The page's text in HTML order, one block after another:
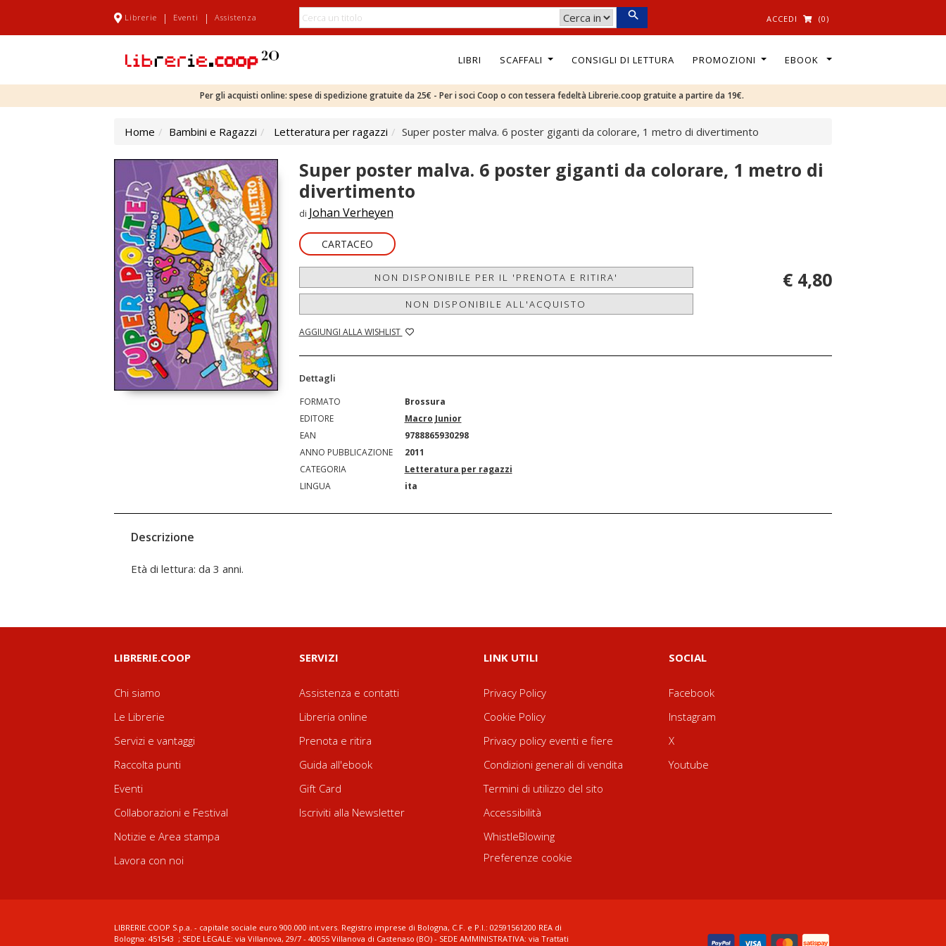
Librerie | Eventi | Assistenza ACCEDI (0)
LIBRI SCAFFALI CONSIGLI DI LETTURA PROMOZIONI EBOOK
Per gli acquisti online: spese di spedizione gratuite da 25€ - Per i soci Coop o con tessera fedeltà Librerie.coop gratuite a partire da 19€.
Home Bambini e Ragazzi Letteratura per ragazzi Super poster malva. 6 poster giganti da colorare, 1 metro di divertimento
Super poster malva. 6 poster giganti da colorare, 1 metro di
divertimento
di Johan Verheyen
CARTACEO
NON DISPONIBILE PER IL 'PRENOTA E RITIRA'
NON DISPONIBILE ALL'ACQUISTO
AGGIUNGI ALLA WISHLIST
€ 4,80
Dettagli
FORMATO
Brossura
EDITORE
Macro Junior
EAN
9788865930298
ANNO PUBBLICAZIONE
2011
CATEGORIA
Letteratura per ragazzi
LINGUA
ita
Descrizione
Età di lettura: da 3 anni.
LIBRERIE.COOP
Chi siamo
Le Librerie
Servizi e vantaggi
Raccolta punti
Eventi
Collaborazioni e Festival
Notizie e Area stampa
Lavora con noi
SERVIZI
Assistenza e contatti
Libreria online
Prenota e ritira
Guida all'ebook
Gift Card
Iscriviti alla Newsletter
LINK UTILI
Privacy Policy
Cookie Policy
Privacy policy eventi e fiere
Condizioni generali di vendita
Termini di utilizzo del sito
Accessibilità
WhistleBlowing
Preferenze cookie
SOCIAL
Facebook
Instagram
X
Youtube
LIBRERIE.COOP S.p.a. - capitale sociale euro 900.000 int.vers. Registro imprese di Bologna, C.F. e P.I.: 02591561200 REA di
Bologna: 451543 ; SEDE LEGALE: via Villanova, 29/7 - 40055 Villanova di Castenaso (BO) - SEDE AMMINISTRATIVA: via Trattati